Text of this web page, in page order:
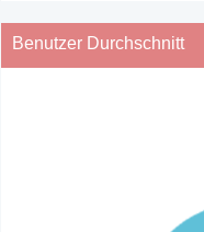
Benutzer Durchschnitt